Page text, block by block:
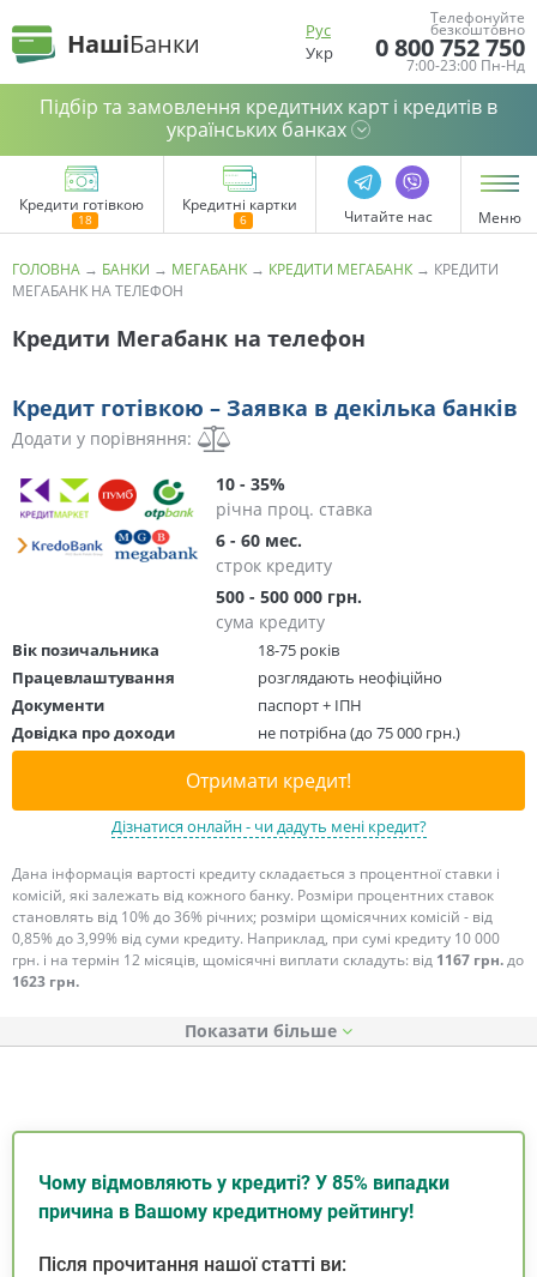
НашіБанки
Рус
Укр
Телефонуйте
безкоштовно
0 800 752 750
7:00-23:00 Пн-Нд
Підбір та замовлення кредитних карт і кредитів в
українських банках
Кредити готівкою Кредитні картки
Читайте нас Меню
ГОЛОВНА → БАНКИ → МЕГАБАНК → КРЕДИТИ МЕГАБАНК → КРЕДИТИ
МЕГАБАНК НА ТЕЛЕФОН
Кредити Мегабанк на телефон
Кредит готівкою – Заявка в декілька банків
Додати у порівняння:
10 - 35%
річна проц. ставка
6 - 60 мес.
строк кредиту
500 - 500 000 грн.
сума кредиту
Вік позичальника
18-75 років
Працевлаштування
розглядають неофіційно
Документи
паспорт + ІПН
Довідка про доходи
не потрібна (до 75 000 грн.)
Отримати кредит!
Дізнатися онлайн - чи дадуть мені кредит?
Дана інформація вартості кредиту складається з процентної ставки і
комісій, які залежать від кожного банку. Розміри процентних ставок
становлять від 10% до 36% річних; розміри щомісячних комісій - від
0,85% до 3,99% від суми кредиту. Наприклад, при сумі кредиту 10 000
грн. і на термін 12 місяців, щомісячні виплати складуть: від 1167 грн.до
1623 грн.
Показати
Чому відмовляють у кредиті? У 85% випадки
причина в Вашому кредитному рейтингу!
Після прочитання нашої статті ви: